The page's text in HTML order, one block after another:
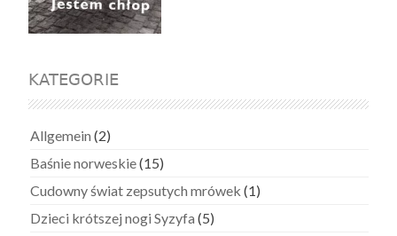
KATEGORIE
Allgemein (2)
Baśnie norweskie(15)
Cudowny świat zepsutych mrówek (1)
Dzieci krótszej nogi Syzyfa (5)